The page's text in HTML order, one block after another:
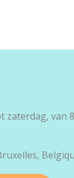
zaterdag, van